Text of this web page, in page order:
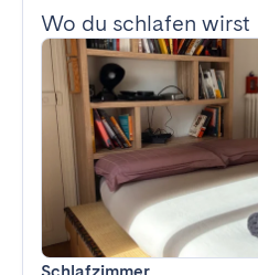
Wo du schlafen wirst